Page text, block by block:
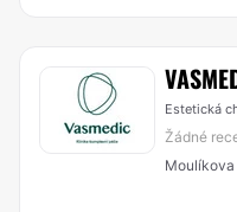
Estetická
Žádné
Moulíkova